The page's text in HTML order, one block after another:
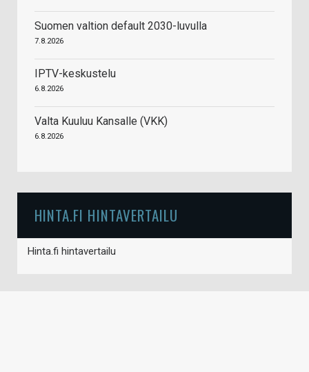
Suomen valtion default 2030-luvulla
7.8.2026
IPTV-keskustelu
6.8.2026
Valta Kuuluu Kansalle (VKK)
6.8.2026
HINTA.FI HINTAVERTAILU
Hinta.fi hintavertailu